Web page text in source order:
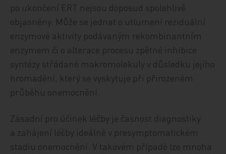
po ukončení ERT nejsou doposud spolehlivě
objasněny. Může se jednat o utlumení reziduální
enzymové aktivity podávaným rekombinantním
enzymem či o alterace procesu zpětné inhibice
syntézy střádané makromolekuly v důsledku jejího
hromadění, který se vyskytuje při přirozeném
průběhu onemocnění.
Zásadní pro účinek léčby je časnost diagnostiky
a zahájení léčby ideálně v presymptomatickém
stadiu onemocnění. V takovém případě lze mnoha